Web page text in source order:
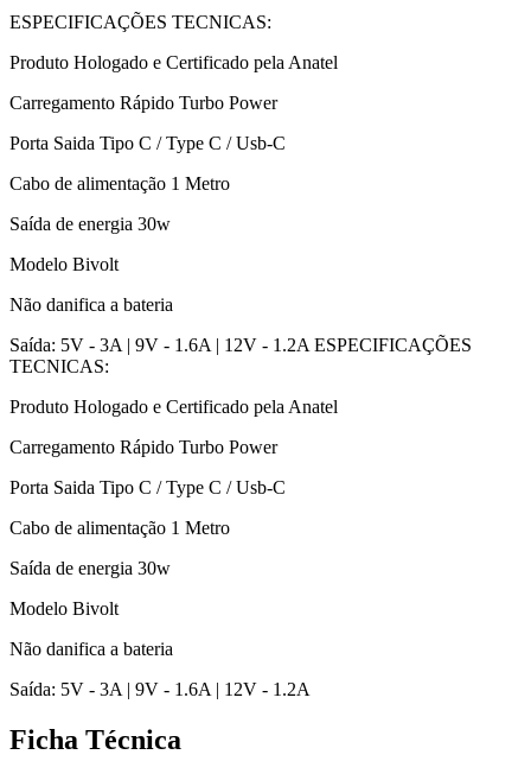
ESPECIFICAÇÕES TECNICAS:
Produto Hologado e Certificado pela Anatel
Carregamento Rápido Turbo Power
Porta Saida Tipo C / Type C / Usb-C
Cabo de alimentação 1 Metro
Saída de energia 30w
Modelo Bivolt
Não danifica a bateria
Saída: 5V - 3A | 9V - 1.6A | 12V - 1.2A ESPECIFICAÇÕES
TECNICAS:
Produto Hologado e Certificado pela Anatel
Carregamento Rápido Turbo Power
Porta Saida Tipo C / Type C / Usb-C
Cabo de alimentação 1 Metro
Saída de energia 30w
Modelo Bivolt
Não danifica a bateria
Saída: 5V - 3A | 9V - 1.6A | 12V - 1.2A
Ficha Técnica